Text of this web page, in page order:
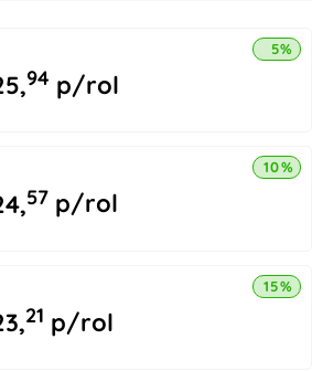
94 p/rol
5%
57 p/rol
10%
21 p/rol
15%